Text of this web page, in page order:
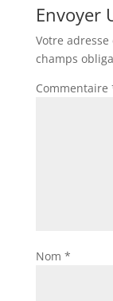
Envoyer
Votre
champs
Commentaire
Nom *